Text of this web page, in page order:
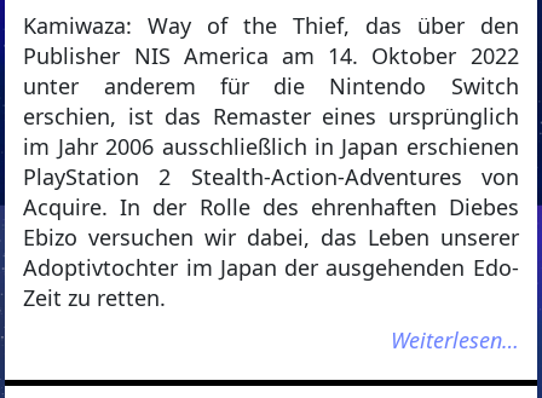
Kamiwaza: Way of the Thief, das über den
Publisher NIS America am 14. Oktober 2022
unter anderem für die Nintendo Switch
erschien, ist das Remaster eines ursprünglich
im Jahr 2006 ausschließlich in Japan erschienen
PlayStation 2 Stealth-Action-Adventures von
Acquire. In der Rolle des ehrenhaften Diebes
Ebizo versuchen wir dabei, das Leben unserer
Adoptivtochter im Japan der ausgehenden Edo-
Zeit zu retten.
Weiterlesen…